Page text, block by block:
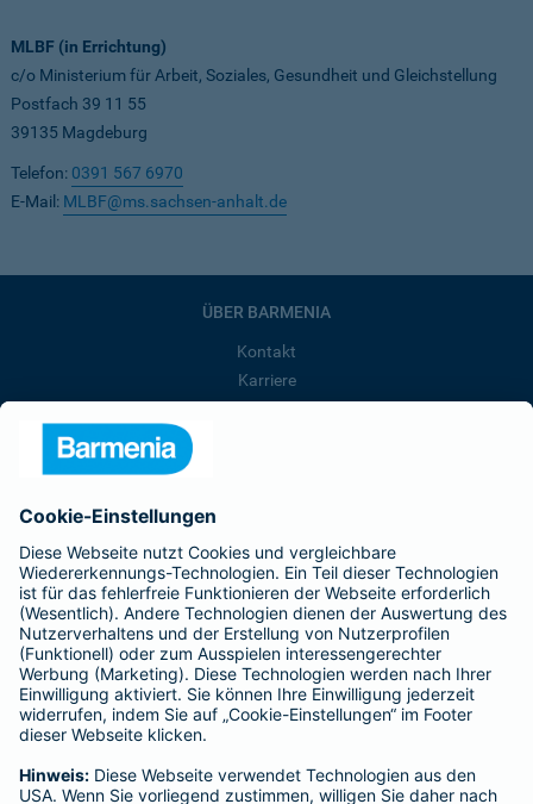
MLBF (in Errichtung)
c/o Ministerium für Arbeit, Soziales, Gesundheit und Gleichstellung
Postfach 39 11 55
39135 Magdeburg
Telefon: 0391 567 6970
E-Mail: MLBF@ms.sachsen-anhalt.de
ÜBER BARMENIA
Kontakt
Karriere
Presse
Barmenia ist Teil der BarmeniaGothaer
BELIEBTE SEITEN
Kranken-Zusatzversicherung
Tierversicherungen
Haftpflichtversicherung
Hausratversicherung
Adresse ändern